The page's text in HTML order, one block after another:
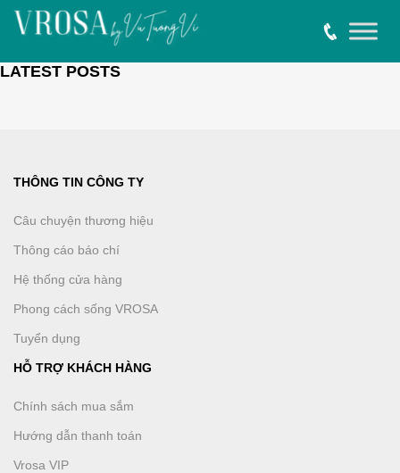
LATEST POSTS
THÔNG TIN CÔNG TY
Câu chuyện thương hiệu
Thông cáo báo chí
Hệ thống cửa hàng
Phong cách sống VROSA
Tuyển dụng
HỖ TRỢ KHÁCH HÀNG
Chính sách mua sắm
Hướng dẫn thanh toán
Vrosa VIP